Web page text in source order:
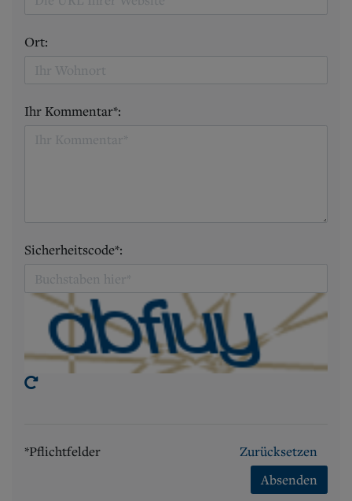
Ort:
Ihr Kommentar*:
Sicherheitscode*:
*Pflichtfelder
Zurücksetzen
Absenden